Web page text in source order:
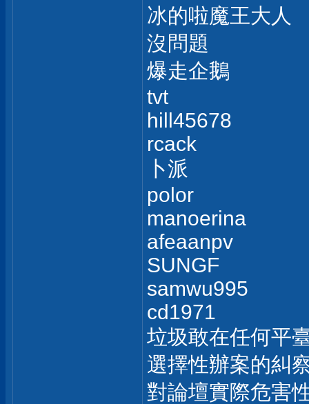
冰的啦魔王大人
沒問題
爆走企鵝
tvt
hill45678
rcack
卜派
polor
manoerina
afeaanpv
SUNGF
samwu995
cd1971
垃圾敢在任何平
選擇性辦案的糾
對論壇實際危害